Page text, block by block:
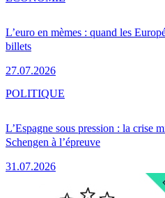
L’euro en mèmes : quand les
billets
27.07.2026
L’Espagne sous pression : la crise
Schengen à l’épreuve
31.07.2026
POLITIQUE